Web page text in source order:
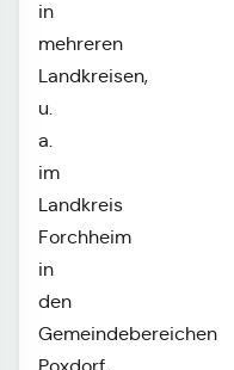
in
mehreren
Landkreisen,
u.
a.
im
Landkreis
Forchheim
in
den
Gemeindebereichen